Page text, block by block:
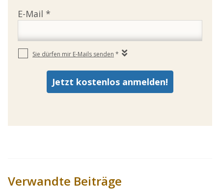
Verwandte Beiträge